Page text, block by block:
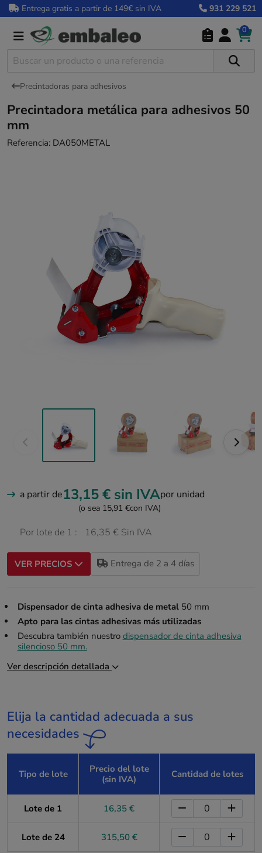
Entrega gratis a partir de 149€ sin IVA 931 229 521
0
Precintadoras para adhesivos
Precintadora metálica para adhesivos 50
mm
Referencia: DA050METAL
a partir de13,15 € sin IVApor unidad
(o sea 15,91 €con IVA)
Por lote de 1 : 16,35 € Sin IVA
VER PRECIOS Entrega de 2 a 4 días
Dispensador de cinta adhesiva de metal50 mm
Apto para las cintas adhesivas más utilizadas
Descubra también nuestro dispensador de cinta adhesiva
silencioso 50 mm.
Ver descripción detallada
Elija la cantidad adecuada a sus
necesidades
Tipo de lote
Precio del lote
(sin IVA)
Cantidad de lotes
Lote de 1 16,35 €
Lote de 24 315,50 €